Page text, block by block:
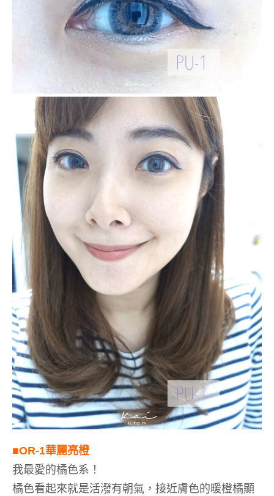
■OR-1華麗亮橙
我最愛的橘色系！
橘色看起來就是活潑有朝氣，接近膚色的暖橙橘顯